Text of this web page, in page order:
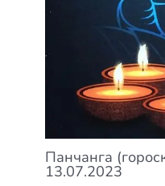
Панчанга
13.07.2023